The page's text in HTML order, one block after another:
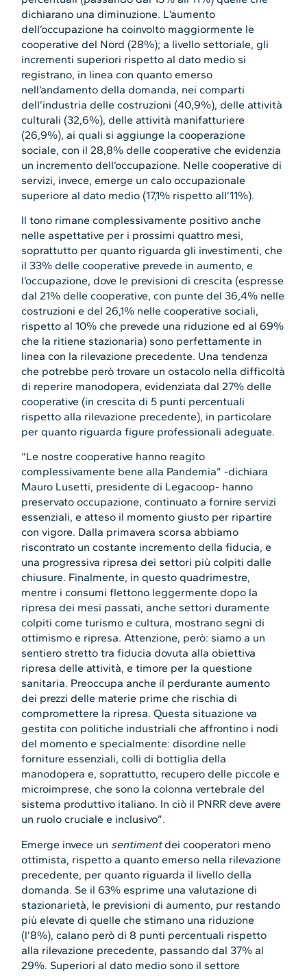
dichiarano una diminuzione. L’aumento
dell’occupazione ha coinvolto maggiormente le
cooperative del Nord (28%); a livello settoriale, gli
incrementi superiori rispetto al dato medio si
registrano, in linea con quanto emerso
nell’andamento della domanda, nei comparti
dell’industria delle costruzioni (40,9%), delle attività
culturali (32,6%), delle attività manifatturiere
(26,9%), ai quali si aggiunge la cooperazione
sociale, con il 28,8% delle cooperative che evidenzia
un incremento dell’occupazione. Nelle cooperative di
servizi, invece, emerge un calo occupazionale
superiore al dato medio (17,1% rispetto all’11%).
Il tono rimane complessivamente positivo anche
nelle aspettative per i prossimi quattro mesi,
soprattutto per quanto riguarda gli investimenti, che
il 33% delle cooperative prevede in aumento, e
l’occupazione, dove le previsioni di crescita (espresse
dal 21% delle cooperative, con punte del 36,4% nelle
costruzioni e del 26,1% nelle cooperative sociali,
rispetto al 10% che prevede una riduzione ed al 69%
che la ritiene stazionaria) sono perfettamente in
linea con la rilevazione precedente. Una tendenza
che potrebbe però trovare un ostacolo nella difficoltà
di reperire manodopera, evidenziata dal 27% delle
cooperative (in crescita di 5 punti percentuali
rispetto alla rilevazione precedente), in particolare
per quanto riguarda figure professionali adeguate.
“Le nostre cooperative hanno reagito
complessivamente bene alla Pandemia” -dichiara
Mauro Lusetti, presidente di Legacoop- hanno
preservato occupazione, continuato a fornire servizi
essenziali, e atteso il momento giusto per ripartire
con vigore. Dalla primavera scorsa abbiamo
riscontrato un costante incremento della fiducia, e
una progressiva ripresa dei settori più colpiti dalle
chiusure. Finalmente, in questo quadrimestre,
mentre i consumi flettono leggermente dopo la
ripresa dei mesi passati, anche settori duramente
colpiti come turismo e cultura, mostrano segni di
ottimismo e ripresa. Attenzione, però: siamo a un
sentiero stretto tra fiducia dovuta alla obiettiva
ripresa delle attività, e timore per la questione
sanitaria. Preoccupa anche il perdurante aumento
dei prezzi delle materie prime che rischia di
compromettere la ripresa. Questa situazione va
gestita con politiche industriali che affrontino i nodi
del momento e specialmente: disordine nelle
forniture essenziali, colli di bottiglia della
manodopera e, soprattutto, recupero delle piccole e
microimprese, che sono la colonna vertebrale del
sistema produttivo italiano. In ciò il PNRR deve avere
un ruolo cruciale e inclusivo”.
Emerge invece un sentimentdei cooperatori meno
ottimista, rispetto a quanto emerso nella rilevazione
precedente, per quanto riguarda il livello della
domanda. Se il 63% esprime una valutazione di
stazionarietà, le previsioni di aumento, pur restando
più elevate di quelle che stimano una riduzione
(l’8%), calano però di 8 punti percentuali rispetto
alla rilevazione precedente, passando dal 37% al
29%. Superiori al dato medio sono il settore